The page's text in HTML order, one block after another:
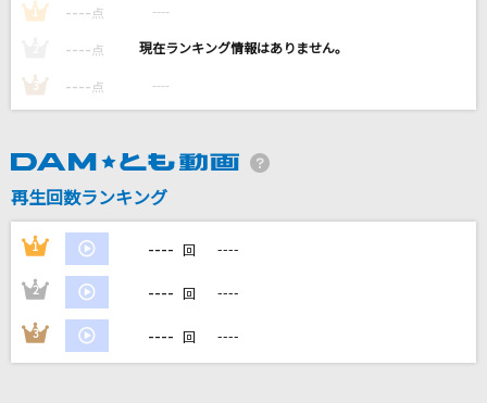
[生音]Human Nature [ヒューマン・ネイチャ
[生音]恋
布施明
DAMの新曲・ランキングなど
カラオケ最新情報をチェック！
1 ---- 点 ----
---- 点 ----
3 ---- 点 ----
再生回数ランキング
1 ---- 回 ----
2 ---- 回 ----
3 ---- 回 ----